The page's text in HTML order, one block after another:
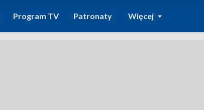
Program TV Patronaty Więcej